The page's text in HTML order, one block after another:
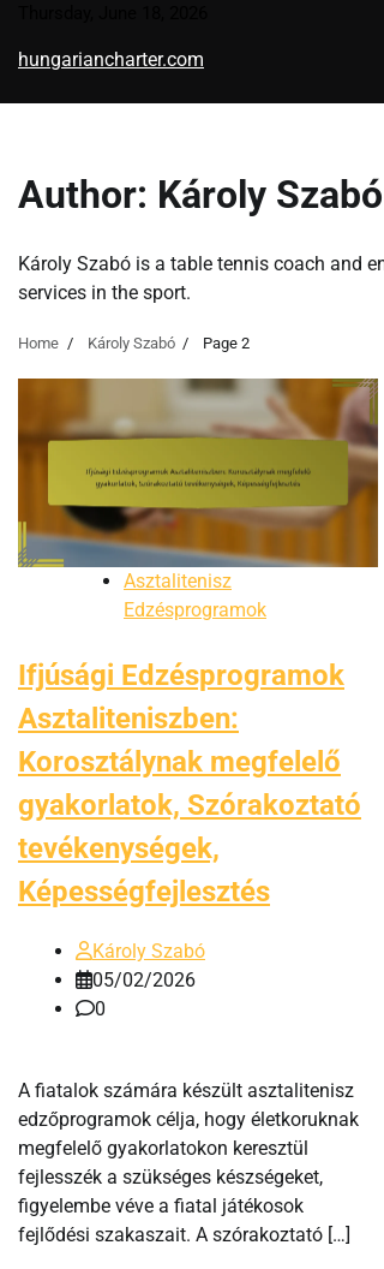
content
hungariancharter.com
Author: Károly Szabó
Károly Szabó is a table tennis coach and
services in the sport.
Home Károly Szabó Page 2
Asztalitenisz
Edzésprogramok
Ifjúsági Edzésprogramok
Asztaliteniszben:
Korosztálynak megfelelő
gyakorlatok, Szórakoztató
tevékenységek,
Képességfejlesztés
Károly Szabó
05/02/2026
0
A fiatalok számára készült asztalitenisz
edzőprogramok célja, hogy életkoruknak
megfelelő gyakorlatokon keresztül
fejlesszék a szükséges készségeket,
figyelembe véve a fiatal játékosok
fejlődési szakaszait. A szórakoztató […]